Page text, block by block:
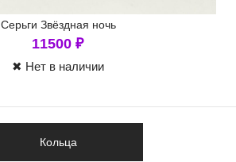
Серьги Звёздная ночь
11500 ₽
✖ Нет в наличии
Кольца